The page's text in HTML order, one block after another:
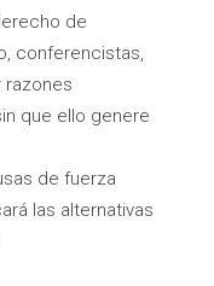
de
conferencistas,
razones
que ello genere
de fuerza
las alternativas